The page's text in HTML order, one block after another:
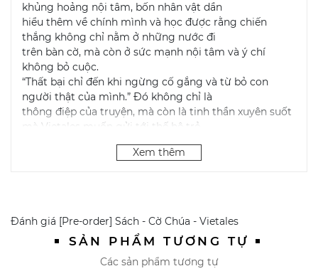
khủng hoảng nội tâm, bốn nhân vật dần
hiểu thêm về chính mình và học được rằng chiến
thắng không chỉ nằm ở những nước đi
trên bàn cờ, mà còn ở sức mạnh nội tâm và ý chí
không bỏ cuộc.
“Thất bại chỉ đến khi ngừng cố gắng và từ bỏ con
người thật của mình.” Đó không chỉ là
thông điệp của truyện, mà còn là tinh thần xuyên suốt
mà Vietales muốn gửi tới thế hệ trẻ
Xem thêm
Đánh giá [Pre-order] Sách - Cờ Chúa - Vietales
SẢN PHẨM TƯƠNG TỰ
Các sản phẩm tương tự